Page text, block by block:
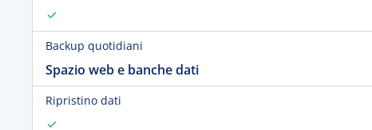
Backup quotidiani
Spazio web e banche dati
Ripristino dati